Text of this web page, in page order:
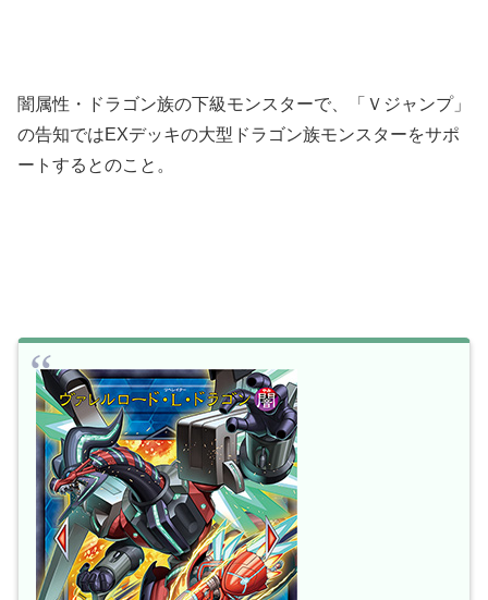
闇属性・ドラゴン族の下級モンスターで、「Ｖジャンプ」
の告知ではEXデッキの大型ドラゴン族モンスターをサポ
ートするとのこと。